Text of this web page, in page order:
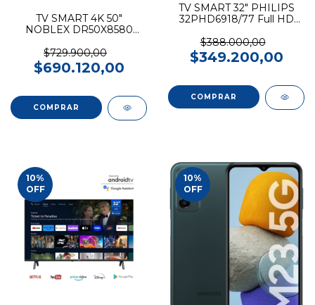
TV SMART 4K 50"
NOBLEX DR50X8580
$729.900,00
$690.120,00
TV SMART 32" PHILIPS
32PHD6918/77 Full HD
$388.000,00
$349.200,00
10%
OFF
10%
OFF